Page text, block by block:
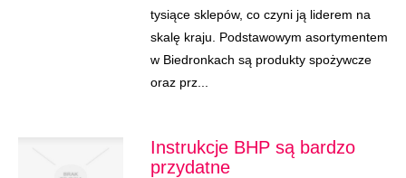
tysiące sklepów, co czyni ją liderem na
skalę kraju. Podstawowym asortymentem
w Biedronkach są produkty spożywcze
oraz prz...
Instrukcje BHP są bardzo
przydatne